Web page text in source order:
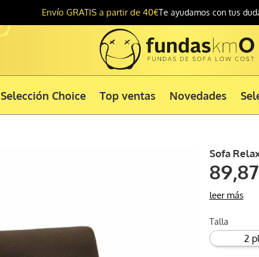
Envío GRATIS a partir de 40€Te ayudamos con tus
Selección Choice Top ventas Novedades
Sofa
leer más
Talla